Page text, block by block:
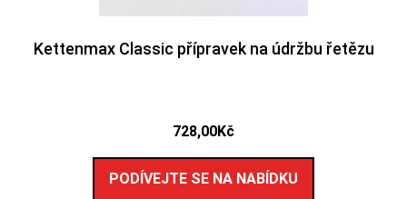
Kettenmax Classic přípravek na údržbu řetězu
728,00Kč
PODÍVEJTE SE NA NABÍDKU